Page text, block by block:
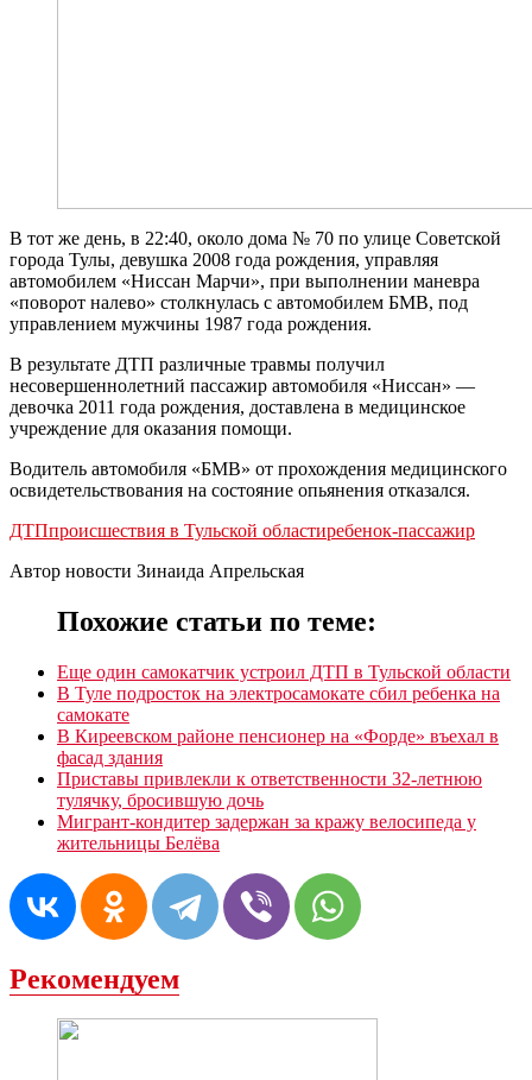
В тот же день, в 22:40, около дома № 70 по улице Советской
города Тулы, девушка 2008 года рождения, управляя
автомобилем «Ниссан Марчи», при выполнении маневра
«поворот налево» столкнулась с автомобилем БМВ, под
управлением мужчины 1987 года рождения.
В результате ДТП различные травмы получил
несовершеннолетний пассажир автомобиля «Ниссан» —
девочка 2011 года рождения, доставлена в медицинское
учреждение для оказания помощи.
Водитель автомобиля «БМВ» от прохождения медицинского
освидетельствования на состояние опьянения отказался.
ДТПпроисшествия в Тульской областиребенок-пассажир
Автор новости Зинаида Апрельская
Похожие статьи по теме:
Еще один самокатчик устроил ДТП в Тульской области
В Туле подросток на электросамокате сбил ребенка на
самокате
В Киреевском районе пенсионер на «Форде» въехал в
фасад здания
Приставы привлекли к ответственности 32-летнюю
тулячку, бросившую дочь
Мигрант-кондитер задержан за кражу велосипеда у
жительницы Белёва
Рекомендуем